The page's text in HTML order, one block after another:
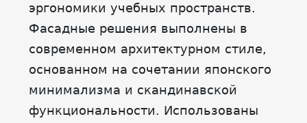
эргономики учебных пространств.
Фасадные решения выполнены в
современном архитектурном стиле,
основанном на сочетании японского
минимализма и скандинавской
функциональности. Использованы